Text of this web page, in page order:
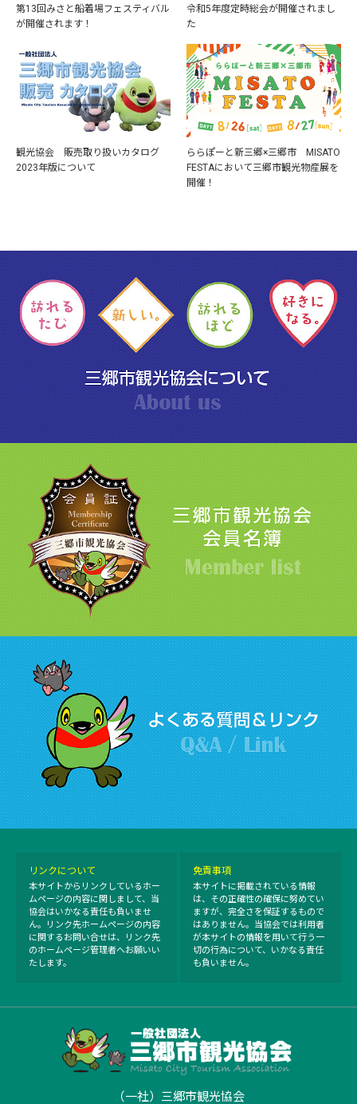
第13回みさと船着場フェスティバル
が開催されます！
令和5年度定時総会が開催されまし
た
観光協会 販売取り扱いカタログ
2023年版について
ららぽーと新三郷×三郷市 MISATO
FESTAにおいて三郷市観光物産展を
開催！
リンクについて
本サイトからリンクしているホー
ムページの内容に関しまして、当
協会はいかなる責任も負いませ
ん。リンク先ホームページの内容
に関するお問い合せは、リンク先
のホームページ管理者へお願いい
たします。
免責事項
本サイトに掲載されている情報
は、その正確性の確保に努めてい
ますが、完全さを保証するもので
はありません。当協会では利用者
が本サイトの情報を用いて行う一
切の行為について、いかなる責任
も負いません。
（一社）三郷市観光協会